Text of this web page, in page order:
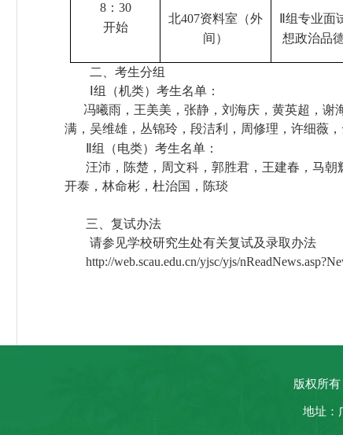
8： 30
开始
北407资料室（外
间）
Ⅱ组专业面
想政治品
二、 考生分组
Ⅰ组（机类）考生名单：
冯曦雨，王美美，张静，刘海庆，黄英超，
满，吴维雄，丛锦玲，段洁利，周修理，许细薇
Ⅱ组（电类）考生名单：
汪沛，陈楚，周文科，郭胜君，王建春，马
开泰，林命彬，杜治国，陈琰
三、复试办法
请参见学校研究生处有关复试及录取办法
http://web.scau.edu.cn/yjsc/yjs/
版权所
地址：